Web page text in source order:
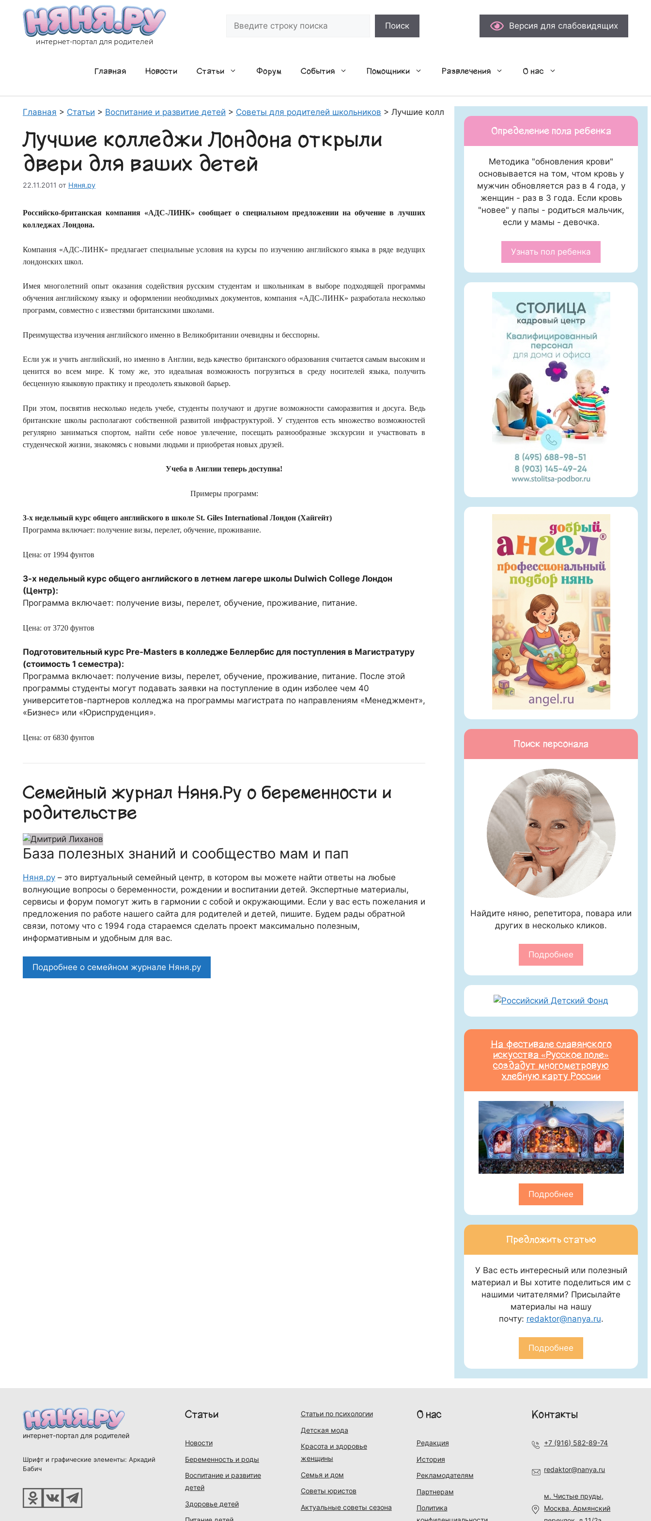
содержимому
интернет-портал для родителей
Поиск Версия для слабовидящих
Главная Новости Статьи Форум События Помощники Развлечения О нас
Главная > Статьи > Воспитание и развитие детей > Советы для родителей школьников > Лучшие колледжи Лондона открыли двери для ваших детей
Лучшие колледжи Лондона открыли
двери для ваших детей
22.11.2011 от Няня.ру
Российско-британская компания «АДС-ЛИНК» сообщает о специальном предложении на обучение в лучших
колледжах Лондона.
Компания «АДС-ЛИНК» предлагает специальные условия на курсы по изучению английского языка в ряде ведущих
лондонских школ.
Имея многолетний опыт оказания содействия русским студентам и школьникам в выборе подходящей программы
обучения английскому языку и оформлении необходимых документов, компания «АДС-ЛИНК» разработала несколько
программ, совместно с известями британскими школами.
Преимущества изучения английского именно в Великобритании очевидны и бесспорны.
Если уж и учить английский, но именно в Англии, ведь качество британского образования считается самым высоким и
ценится во всем мире. К тому же, это идеальная возможность погрузиться в среду носителей языка, получить
бесценную языковую практику и преодолеть языковой барьер.
При этом, посвятив несколько недель учебе, студенты получают и другие возможности саморазвития и досуга. Ведь
британские школы располагают собственной развитой инфраструктурой. У студентов есть множество возможностей
регулярно заниматься спортом, найти себе новое увлечение, посещать разнообразные экскурсии и участвовать в
студенческой жизни, знакомясь с новыми людьми и приобретая новых друзей.
Учеба в Англии теперь доступна!
Примеры программ:
3-х недельный курс общего английского в школе St. Giles International Лондон (Хайгейт)
Программа включает: получение визы, перелет, обучение, проживание.
Цена: от 1994 фунтов
3-х недельный курс общего английского в летнем лагере школы Dulwich College Лондон
(Центр):
Программа включает: получение визы, перелет, обучение, проживание, питание.
Цена: от 3720 фунтов
Подготовительный курс Pre-Masters в колледже Беллербис для поступления в Магистратуру
(стоимость 1 семестра):
Программа включает: получение визы, перелет, обучение, проживание, питание. После этой
программы студенты могут подавать заявки на поступление в один изболее чем 40
университетов-партнеров колледжа на программы магистрата по направлениям «Менеджмент»,
«Бизнес» или «Юриспруденция».
Цена: от 6830 фунтов
Семейный журнал Няня.Ру о беременности и
родительстве
База полезных знаний и сообщество мам и пап
Няня.ру – это виртуальный семейный центр, в котором вы можете найти ответы на любые
волнующие вопросы о беременности, рождении и воспитании детей. Экспертные материалы,
сервисы и форум помогут жить в гармонии с собой и окружающими. Если у вас есть пожелания и
предложения по работе нашего сайта для родителей и детей, пишите. Будем рады обратной
связи, потому что c 1994 года стараемся сделать проект максимально полезным,
информативным и удобным для вас.
Подробнее о семейном журнале Няня.ру
Определение пола ребенка
Методика "обновления крови"
основывается на том, чтом кровь у
мужчин обновляется раз в 4 года, у
женщин - раз в 3 года. Если кровь
"новее" у папы - родиться мальчик,
если у мамы - девочка.
Узнать пол ребенка
Поиск персонала
Найдите няню, репетитора, повара или
других в несколько кликов.
Подробнее
На фестивале славянского
искусства «Русское поле»
создадут многометровую
хлебную карту России
Подробнее
Предложить статью
У Вас есть интересный или полезный
материал и Вы хотите поделиться им с
нашими читателями? Присылайте
материалы на нашу
почту: redaktor@nanya.ru.
Подробнее
интернет-портал для родителей
Шрифт и графические элементы: Аркадий
Бабич
Статьи
Новости
Беременность и роды
Воспитание и развитие
детей
Здоровье детей
Статьи по психологии
Детская мода
Красота и здоровье
женщины
Семья и дом
Советы юристов
Актуальные советы сезона
О нас
Редакция
История
Рекламодателям
Партнерам
Политика
Контакты
+7 (916) 582-89-74
redaktor@nanya.ru
м. Чистые пруды,
Москва, Армянский